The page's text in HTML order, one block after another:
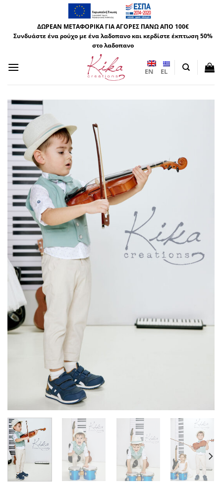
περιεχόμενοΔΩΡΕΑΝ ΜΕΤΑΦΟΡΙΚΑ ΓΙΑ ΑΓΟΡΕΣ ΠΑΝΩ ΑΠΟ 100€
Συνδυάστε ένα ρούχο με ένα λαδοπανο και κερδίστε έκπτωση 50%
στο λαδοπανο
EN EL